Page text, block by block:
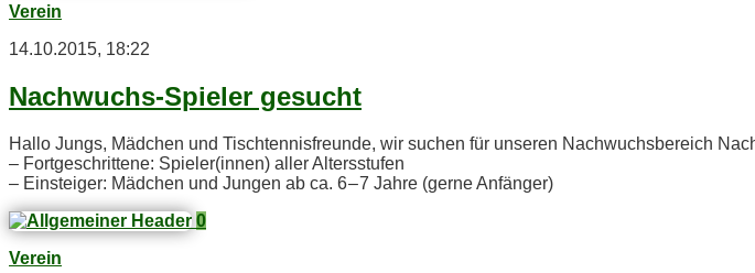
Verein
14.10.2015, 18:22
Nach­wuchs-Spie­ler gesucht
Hal­lo Jungs, Mäd­chen und Tisch­ten­nis­freun­de, wir su­chen für un­se­ren Nach­wuchs­be­reich
– Fort­ge­schrit­te­ne: Spieler(innen) al­ler Altersstufen
– Ein­stei­ger: Mäd­chen und Jun­gen ab ca. 6 – 7 Jah­re (ger­ne Anfänger)
0
Verein